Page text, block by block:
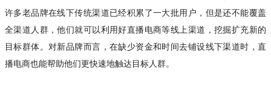
许多老品牌在线下传统渠道已经积累了一大批用户，但是还不能覆盖
全渠道人群，他们就可以利用好直播电商等线上渠道，挖掘扩充新的
目标群体。对新品牌而言，在缺少资金和时间去铺设线下渠道时，直
播电商也能帮助他们更快速地触达目标人群。